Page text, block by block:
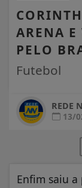
ARENA
PELO
Futebol
REDE
13/
Enfim saiu